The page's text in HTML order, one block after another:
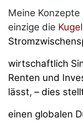
Meine
einzige die
wirtschaftlich
Renten und
lässt, – dies
einen globalen